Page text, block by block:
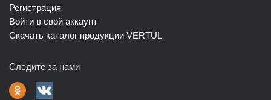
Регистрация
Войти в свой аккаунт
Скачать каталог продукции VERTUL
Следите за нами